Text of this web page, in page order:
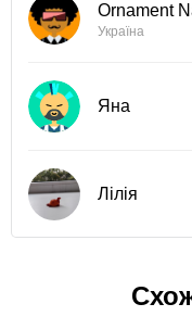
Ornament
Україна
Яна
Лілія